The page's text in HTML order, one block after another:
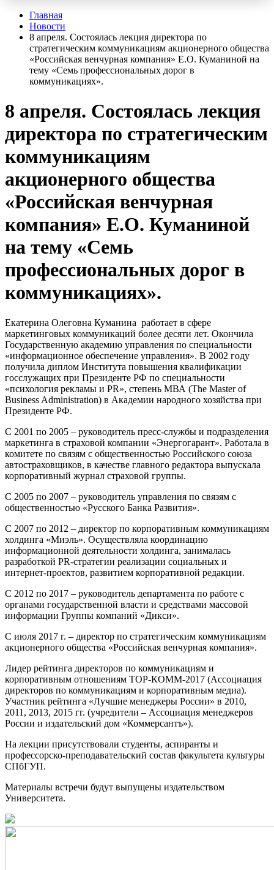
Главная
Новости
8 апреля. Состоялась лекция директора по
стратегическим коммуникациям акционерного общества
«Российская венчурная компания» Е.О. Куманиной на
тему «Семь профессиональных дорог в
коммуникациях».
8 апреля. Состоялась лекция
директора по стратегическим
коммуникациям
акционерного общества
«Российская венчурная
компания» Е.О. Куманиной
на тему «Семь
профессиональных дорог в
коммуникациях».
Екатерина Олеговна Куманина работает в сфере
маркетинговых коммуникаций более десяти лет. Окончила
Государственную академию управления по специальности
«информационное обеспечение управления». В 2002 году
получила диплом Института повышения квалификации
госслужащих при Президенте РФ по специальности
«психология рекламы и PR», степень МВА (The Master of
Business Administration) в Академии народного хозяйства при
Президенте РФ.
С 2001 по 2005 – руководитель пресс-службы и подразделения
маркетинга в страховой компании «Энергогарант». Работала в
комитете по связям с общественностью Российского союза
автостраховщиков, в качестве главного редактора выпускала
корпоративный журнал страховой группы.
С 2005 по 2007 – руководитель управления по связям с
общественностью «Русского Банка Развития».
С 2007 по 2012 – директор по корпоративным коммуникациям
холдинга «Миэль». Осуществляла координацию
информационной деятельности холдинга, занималась
разработкой PR-стратегии реализации социальных и
интернет-проектов, развитием корпоративной редакции.
С 2012 по 2017 – руководитель департамента по работе с
органами государственной власти и средствами массовой
информации Группы компаний «Дикси».
С июля 2017 г. – директор по стратегическим коммуникациям
акционерного общества «Российская венчурная компания».
Лидер рейтинга директоров по коммуникациям и
корпоративным отношениям ТОР-КОММ-2017 (Ассоциация
директоров по коммуникациям и корпоративным медиа).
Участник рейтинга «Лучшие менеджеры России» в 2010,
2011, 2013, 2015 гг. (учредители – Ассоциация менеджеров
России и издательский дом «Коммерсантъ»).
На лекции присутствовали студенты, аспиранты и
профессорско-преподавательский состав факультета культуры
СПбГУП.
Материалы встречи будут выпущены издательством
Университета.